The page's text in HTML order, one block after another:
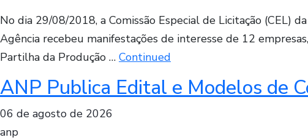
No dia 29/08/2018, a Comissão Especial de Licitação (CEL)
Agência recebeu manifestações de interesse de 12
Partilha da Produção … Continued
ANP Publica Edital e Modelos de
06 de agosto de 2026
anp